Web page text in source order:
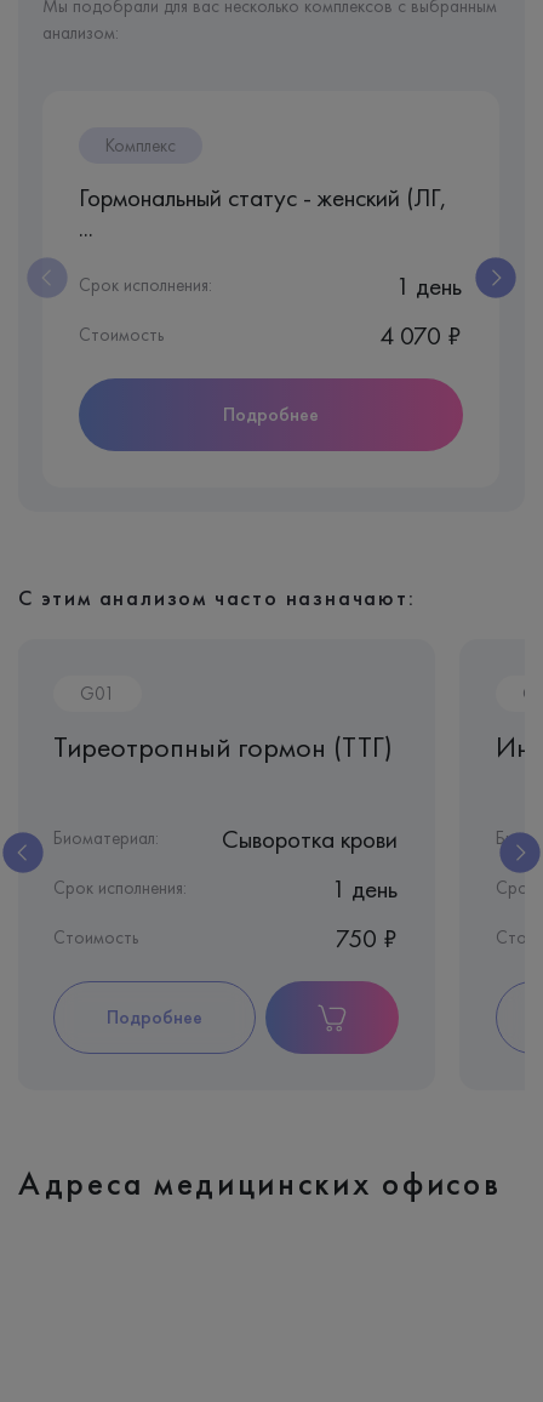
Мы подобрали для вас несколько комплексов с выбранным
анализом:
Комплекс
Гормональный статус - женский (ЛГ,
...
Срок исполнения: 1 день
Стоимость 4 070 ₽
Подробнее
С этим анализом часто назначают:
G01
Тиреотропный гормон (ТТГ)
Биоматериал: Сыворотка крови
Срок исполнения: 1 день
Стоимость 750 ₽
Подробнее
Срок
Адреса медицинских офисов